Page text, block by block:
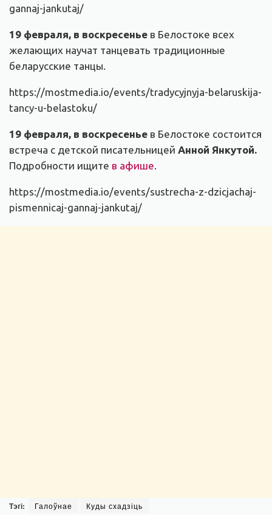
gannaj-jankutaj/
19 февраля, в воскресенье в Белостоке всех
желающих научат танцевать традиционные
беларусские танцы.
https://mostmedia.io/events/tradycyjnyja-belaruskija-
tancy-u-belastoku/
19 февраля, в воскресенье в Белостоке состоится
встреча с детской писательницей Анной Янкутой.
Подробности ищите в афише
https://mostmedia.io/events/sustrecha-z-dzicjachaj-
pismennicaj-gannaj-jankutaj/
Тэгі: Галоўнае Куды схадзіць